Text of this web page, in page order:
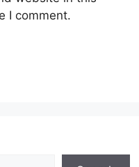
I comment.